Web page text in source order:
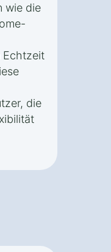
wie die
Echtzeit
die